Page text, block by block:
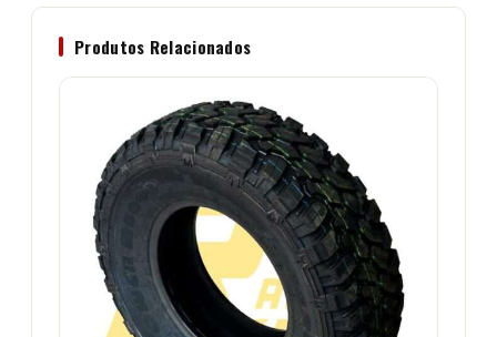
Produtos Relacionados